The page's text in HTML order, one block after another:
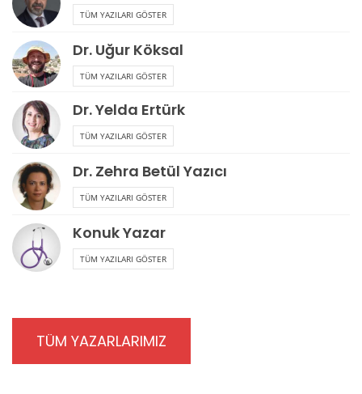
TÜM YAZILARI GÖSTER
Dr. Uğur Köksal
TÜM YAZILARI GÖSTER
Dr. Yelda Ertürk
TÜM YAZILARI GÖSTER
Dr. Zehra Betül Yazıcı
TÜM YAZILARI GÖSTER
Konuk Yazar
TÜM YAZILARI GÖSTER
TÜM YAZARLARIMIZ